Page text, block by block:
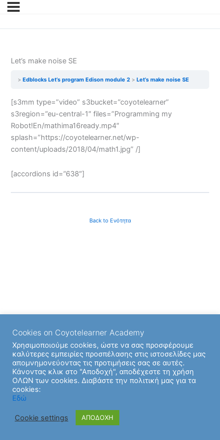
Let’s make noise SE
Edblocks Let’s program Edison module 2 Let’s make noise SE
[s3mm type=”video” s3bucket=”coyotelearner”
s3region=”eu-central-1″ files=”Programming my
Robot!En/mathima16ready.mp4″
splash=”https://coyotelearner.net/wp-
content/uploads/2018/04/math1.jpg” /]
[accordions id=”638″]
Back to Ενότητα
Cookies on Coyotelearner Academy
Χρησιμοποιούμε cookies, ώστε να σας προσφέρουμε
καλύτερες εμπειρίες προσπέλασης στις ιστοσελίδες μας
απομνημονεύοντας τις προτιμήσεις σας σε αυτές.
Κάνοντας κλικ στο "Αποδοχή", αποδέχεστε τη χρήση
ΟΛΩΝ των cookies. Διαβάστε την πολιτική μας για τα
cookies:
Εδώ
Cookie settings ΑΠΟΔΟΧΗ